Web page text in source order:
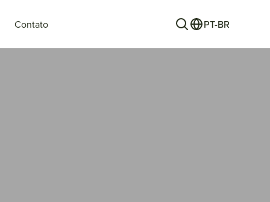
Contato PT-BR